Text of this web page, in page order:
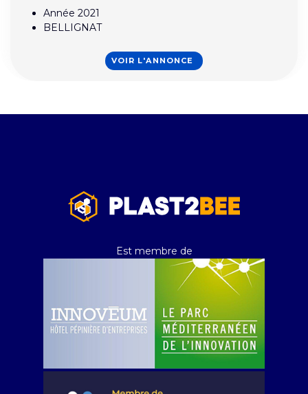
Année 2021
BELLIGNAT
VOIR L'ANNONCE
Est membre de